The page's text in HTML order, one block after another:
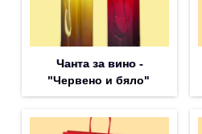
Чанта за вино -
"Червено и бяло"